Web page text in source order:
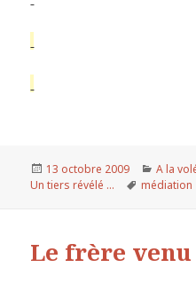
Publié
le
13 octobre 2009 A la
Un tiers révélé ...
Mots-
médiation
Le frère